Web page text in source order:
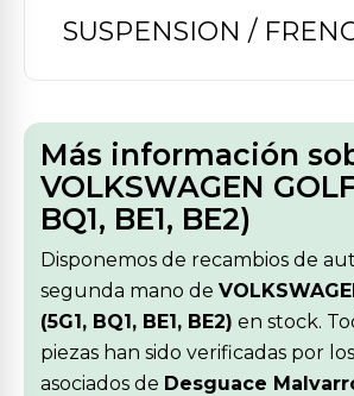
SUSPENSION /
Más información
VOLKSWAGEN
BQ1, BE1, BE2)
Disponemos de recambios de
segunda mano de
(5G1, BQ1, BE1, BE2) en stock.
piezas han sido verificadas por
asociados de Desguace